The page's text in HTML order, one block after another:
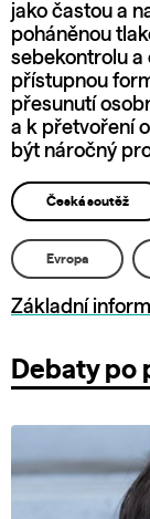
jako častou a
poháněnou
sebekontrolu a
přístupnou
přesunutí
a k přetvoření
být náročný
Česká soutěž
Evropa
Základní
Debaty po